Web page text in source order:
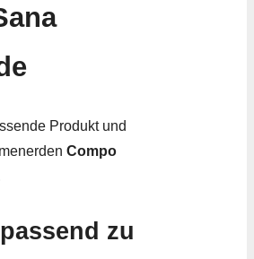
Produkt und
Compo
zu